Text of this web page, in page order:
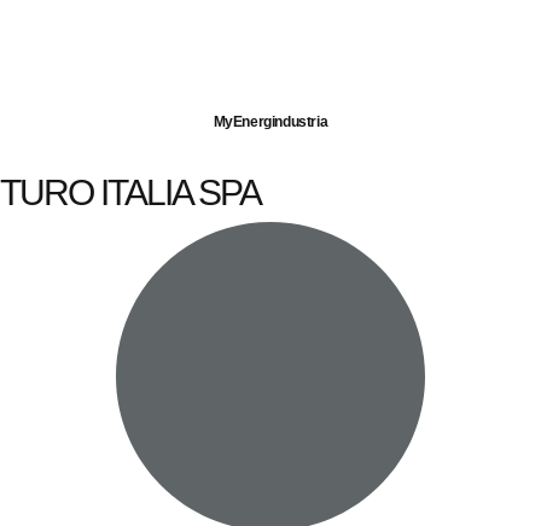
MyEnergindustria
TURO ITALIA SPA